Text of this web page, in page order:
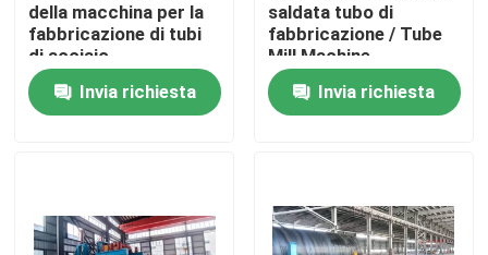
Contattaci
Chiedi un preventivo
Macchine per estrusore di filo
della macchina per la
fabbricazione di tubi
di acciaio
Invia richiesta
saldata tubo di
fabbricazione / Tube
Mill Machine
Invia richiesta